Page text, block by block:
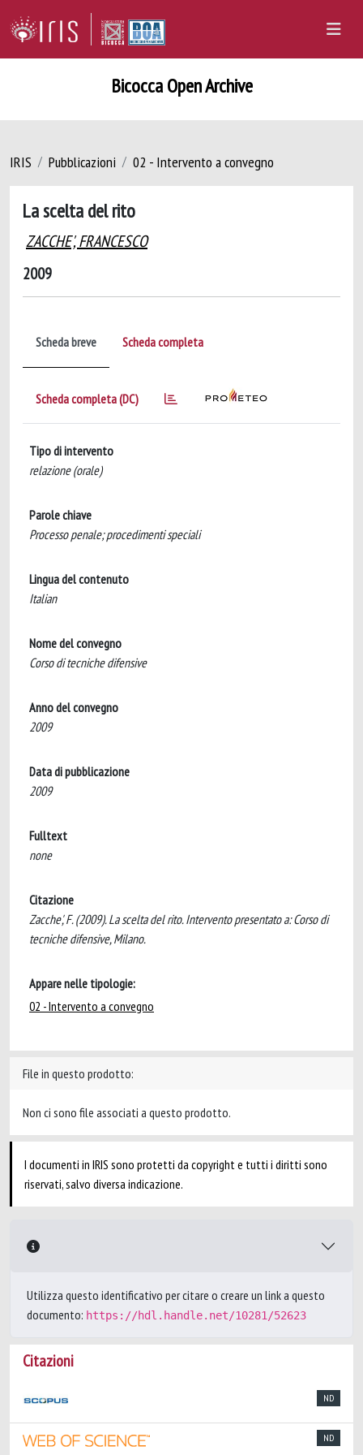
Bicocca Open Archive
IRIS Pubblicazioni 02 - Intervento a convegno
La scelta del rito
ZACCHE', FRANCESCO
2009
Scheda breve Scheda completa
Scheda completa (DC)
Tipo di intervento
relazione (orale)
Parole chiave
Processo penale; procedimenti speciali
Lingua del contenuto
Italian
Nome del convegno
Corso di tecniche difensive
Anno del convegno
2009
Data di pubblicazione
2009
Fulltext
none
Citazione
Zacche', F. (2009). La scelta del rito. Intervento presentato a: Corso di
tecniche difensive, Milano.
Appare nelle tipologie:
02 - Intervento a convegno
File in questo prodotto:
Non ci sono file associati a questo prodotto.
I documenti in IRIS sono protetti da copyright e tutti i diritti sono
riservati, salvo diversa indicazione.
Utilizza questo identificativo per citare o creare un link a questo
documento: https://hdl.handle.net/10281/52623
Citazioni
ND
ND